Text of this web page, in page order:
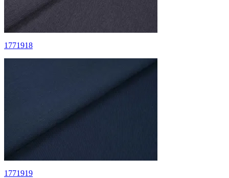
1771918
1771919